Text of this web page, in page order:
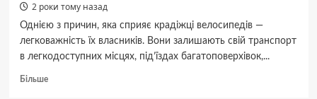
2 роки тому назад
Однією з причин, яка сприяє крадіжці велосипедів —
легковажність їх власників. Вони залишають свій транспорт
в легкодоступних місцях, під’їздах багатоповерхівок,...
БільшеДокладніше